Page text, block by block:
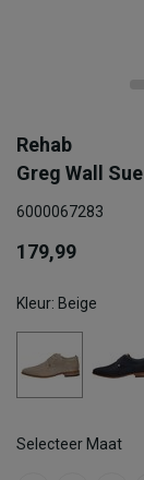
Rehab
Greg Wall Sue
6000067283
179,99
Kleur: Beige
Selecteer Maat